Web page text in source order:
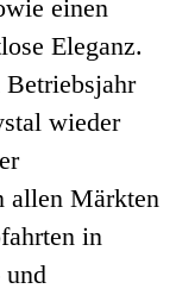
einen
Eleganz.
wieder
allen Märkten
in